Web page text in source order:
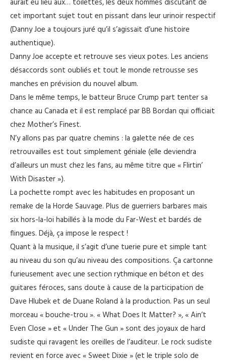
aurait eu lieu aux… toilettes, les deux hommes discutant de
cet important sujet tout en pissant dans leur urinoir respectif
(Danny Joe a toujours juré qu’il s’agissait d’une histoire
authentique).
Danny Joe accepte et retrouve ses vieux potes. Les anciens
désaccords sont oubliés et tout le monde retrousse ses
manches en prévision du nouvel album.
Dans le même temps, le batteur Bruce Crump part tenter sa
chance au Canada et il est remplacé par BB Bordan qui officiait
chez Mother’s Finest.
N’y allons pas par quatre chemins : la galette née de ces
retrouvailles est tout simplement géniale (elle deviendra
d’ailleurs un must chez les fans, au même titre que « Flirtin’
With Disaster »).
La pochette rompt avec les habitudes en proposant un
remake de la Horde Sauvage. Plus de guerriers barbares mais
six hors-la-loi habillés à la mode du Far-West et bardés de
flingues. Déjà, ça impose le respect !
Quant à la musique, il s’agit d’une tuerie pure et simple tant
au niveau du son qu’au niveau des compositions. Ça cartonne
furieusement avec une section rythmique en béton et des
guitares féroces, sans doute à cause de la participation de
Dave Hlubek et de Duane Roland à la production. Pas un seul
morceau « bouche-trou ». « What Does It Matter? », « Ain’t
Even Close » et « Under The Gun » sont des joyaux de hard
sudiste qui ravagent les oreilles de l’auditeur. Le rock sudiste
revient en force avec « Sweet Dixie » (et le triple solo de